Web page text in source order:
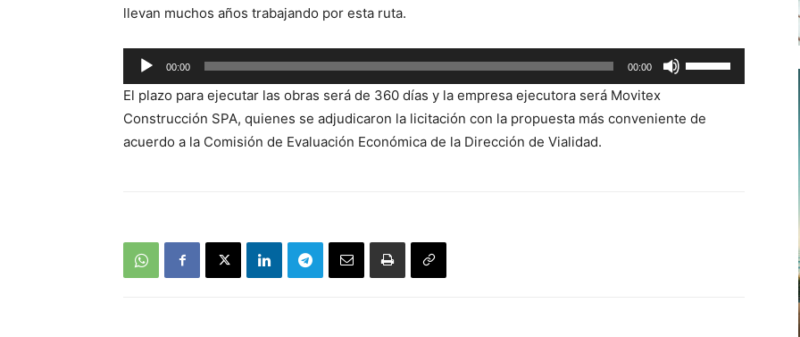
llevan muchos años trabajando por esta ruta.
Reproductor
de
audio
00:00 00:00
las
de
El plazo para ejecutar las obras será de 360 días y la empresa ejecutora será Movitex
Construcción SPA, quienes se adjudicaron la licitación con la propuesta más conveniente de
acuerdo a la Comisión de Evaluación Económica de la Dirección de Vialidad.